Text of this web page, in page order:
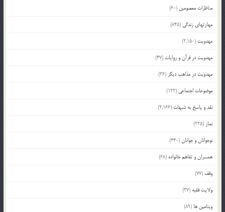
مناظرات معصومین (60)
مهارتهای زندگی (845)
مهدویت (2,150)
مهدویت در قرآن و روایات (47)
مهدویت در مذاهب دیگر (36)
موضوعات اجتماعی (122)
نقد و پاسخ به شبهات (2,166)
نماز (225)
نوجوانان و جوانان(440)
همسران و تفاهم خانواده (68)
وقف (77)
ولایت فقیه (37)
ویتامین ها (89)